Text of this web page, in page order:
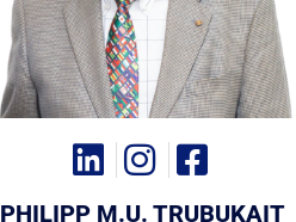
PHILIPP M.U. TRUBUKAIT